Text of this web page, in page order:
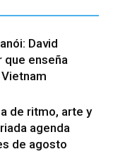
David
enseña
de ritmo, arte y
agenda
de agosto